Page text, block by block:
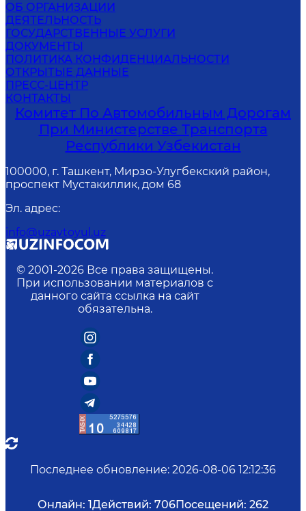
ОБ ОРГАНИЗАЦИИ
ДЕЯТЕЛЬНОСТЬ
ГОСУДАРСТВЕННЫЕ УСЛУГИ
ДОКУМЕНТЫ
ПОЛИТИКА КОНФИДЕНЦИАЛЬНОСТИ
ОТКРЫТЫЕ ДАННЫЕ
ПРЕСС-ЦЕНТР
КОНТАКТЫ
Комитет По Автомобильным Дорогам
При Министерстве Транспорта
Республики Узбекистан
100000, г. Ташкент, Мирзо-Улугбекский район,
проспект Мустакиллик, дом 68
Эл. адрес:
info@uzavtoyul.uz
© 2001-2026 Все права защищены.
При использовании материалов с
данного сайта ссылка на сайт
обязательна.
Последнее обновление: 2026-08-06 12:12:36
Онлайн: 1Действий: 706Посещений: 262